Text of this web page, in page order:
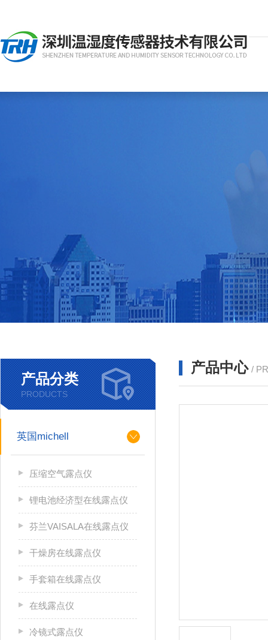
产品分类
PRODUCTS
英国michell
压缩空气露点仪
锂电池经济型在线露点仪
芬兰VAISALA在线露点仪
干燥房在线露点仪
手套箱在线露点仪
在线露点仪
冷镜式露点仪
产品中心 /